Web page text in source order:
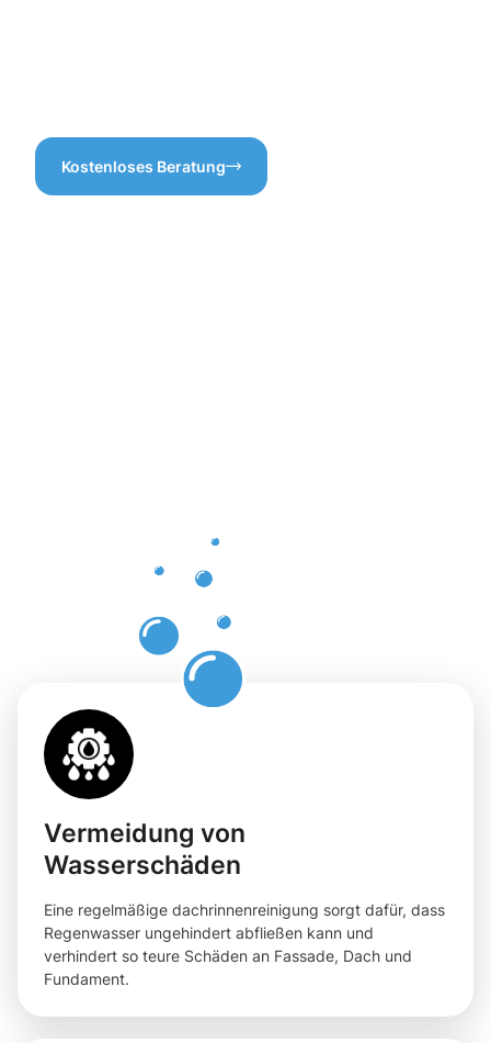
Kostenloses Beratung
Vermeidung von
Wasserschäden
Eine regelmäßige dachrinnenreinigung sorgt dafür, dass
Regenwasser ungehindert abfließen kann und
verhindert so teure Schäden an Fassade, Dach und
Fundament.